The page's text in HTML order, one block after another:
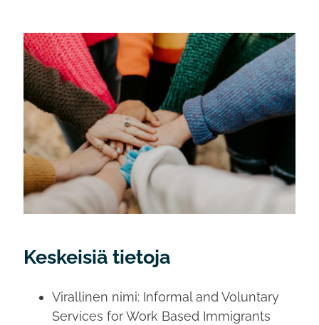
Keskeisiä tietoja
Virallinen nimi: Informal and Voluntary
Services for Work Based Immigrants